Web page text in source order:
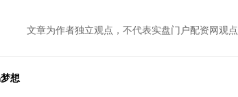
文章为作者独立观点，不代表实盘门户配资网观点
想